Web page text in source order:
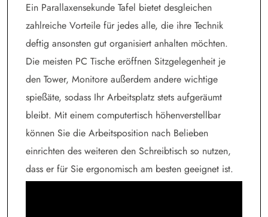
Ein Parallaxensekunde Tafel bietet desgleichen
zahlreiche Vorteile für jedes alle, die ihre Technik
deftig ansonsten gut organisiert anhalten möchten.
Die meisten PC Tische eröffnen Sitzgelegenheit je
den Tower, Monitore außerdem andere wichtige
spießäte, sodass Ihr Arbeitsplatz stets aufgeräumt
bleibt. Mit einem computertisch höhenverstellbar
können Sie die Arbeitsposition nach Belieben
einrichten des weiteren den Schreibtisch so nutzen,
dass er für Sie ergonomisch am besten geeignet ist.